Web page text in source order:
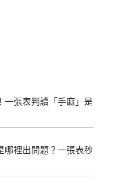
一張表判讀「手麻」是
哪裡出問題？一張表秒